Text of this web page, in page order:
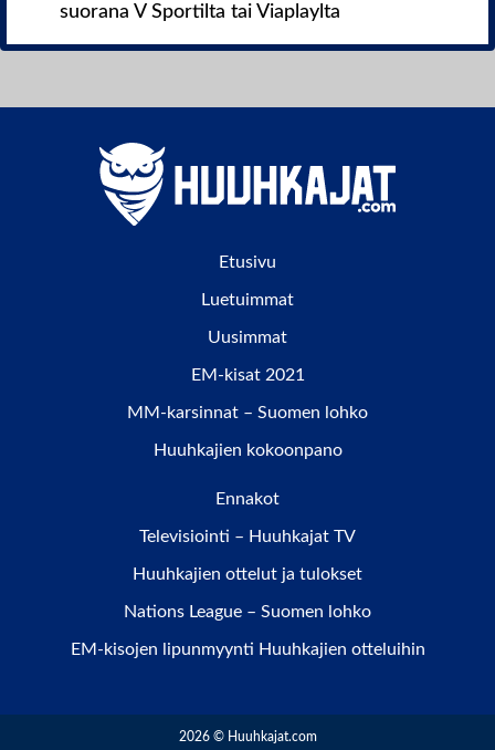
suorana V Sportilta tai Viaplaylta
Etusivu
Luetuimmat
Uusimmat
EM-kisat 2021
MM-karsinnat – Suomen lohko
Huuhkajien kokoonpano
Ennakot
Televisiointi – Huuhkajat TV
Huuhkajien ottelut ja tulokset
Nations League – Suomen lohko
EM-kisojen lipunmyynti Huuhkajien otteluihin
2026 © Huuhkajat.com